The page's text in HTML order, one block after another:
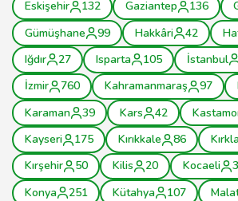
Eskişehir
132 Gaziantep 136
Gümüşhane
99 Hakkâri 42
Iğdır
27 Isparta 105 İstanbul
İzmir
760 Kahramanmaraş 97
Karaman
39 Kars 42
Kayseri
175 Kırıkkale 86
Kırşehir
50 Kilis 20 Kocaeli
Konya
251 Kütahya 107